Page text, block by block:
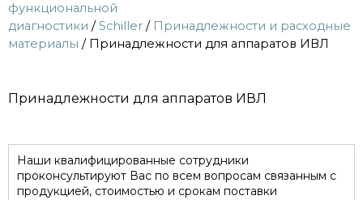
функциональной
диагностики /Sсhiller / Принадлежности и расходные
материалы / Принадлежности для аппаратов ИВЛ
Принадлежности для аппаратов ИВЛ
Наши квалифицированные сотрудники
проконсультируют Вас по всем вопросам связанным с
продукцией, стоимостью и срокам поставки